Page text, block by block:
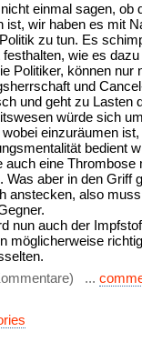
einmal sagen, ob
ist, wir haben es mit
zu tun. Es
wie es
Politiker, können
und
und geht zu Lasten
würde sich
einzuräumen
bedient
auch eine
Was aber in den Griff
anstecken, also
nun auch der
möglicherweise
...